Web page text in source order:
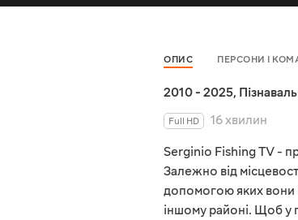
ОПИС ПЕРСОНИ І
2010 - 2025,
Full HD
16 хвилин
Serginio Fishing TV -
Залежно від
допомогою яких вони
іншому районі. Щоб у